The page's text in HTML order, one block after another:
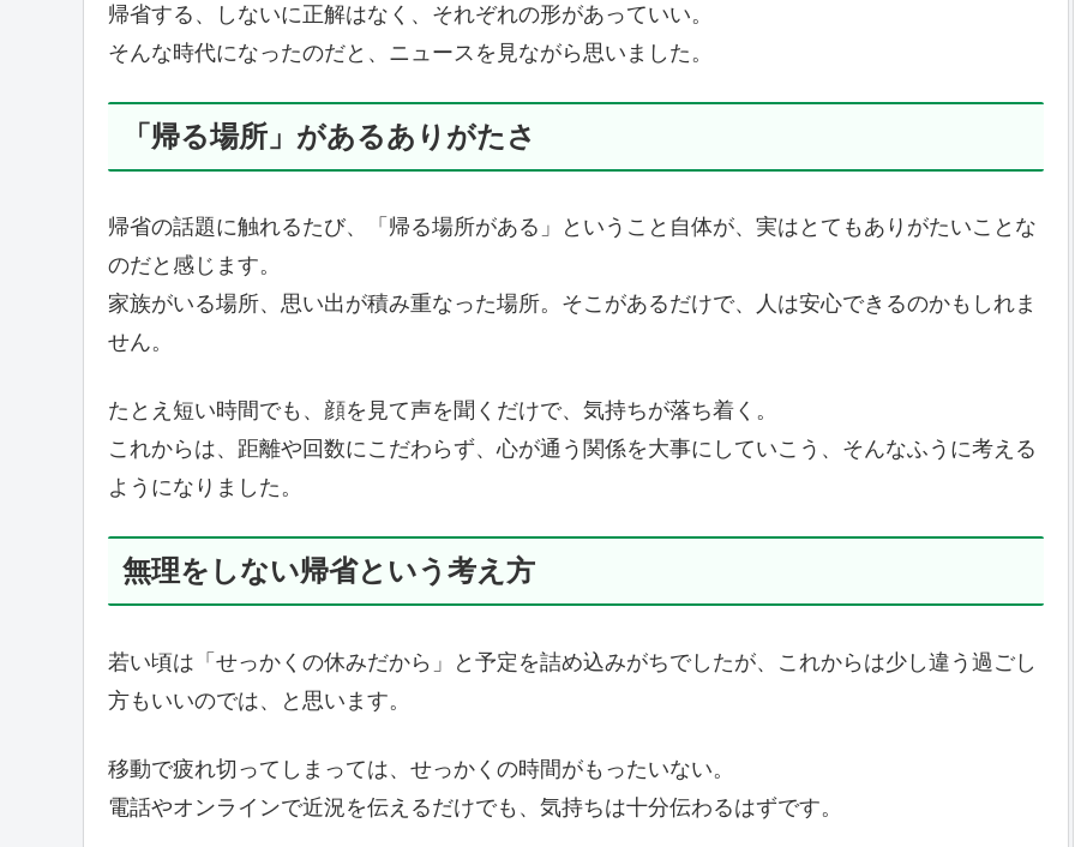
帰省する、しないに正解はなく、それぞれの形があっていい。
そんな時代になったのだと、ニュースを見ながら思いました。
「帰る場所」があるありがたさ
帰省の話題に触れるたび、「帰る場所がある」ということ自体が、実はとてもありがたいことな
のだと感じます。
家族がいる場所、思い出が積み重なった場所。そこがあるだけで、人は安心できるのかもしれま
せん。
たとえ短い時間でも、顔を見て声を聞くだけで、気持ちが落ち着く。
これからは、距離や回数にこだわらず、心が通う関係を大事にしていこう、そんなふうに考える
ようになりました。
無理をしない帰省という考え方
若い頃は「せっかくの休みだから」と予定を詰め込みがちでしたが、これからは少し違う過ごし
方もいいのでは、と思います。
移動で疲れ切ってしまっては、せっかくの時間がもったいない。
電話やオンラインで近況を伝えるだけでも、気持ちは十分伝わるはずです。